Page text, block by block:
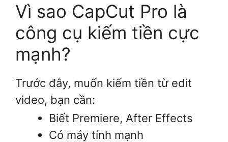
Vì sao CapCut Pro là
công cụ kiếm tiền cực
mạnh?
Trước đây, muốn kiếm tiền từ edit
video, bạn cần:
Biết Premiere, After Effects
Có máy tính mạnh